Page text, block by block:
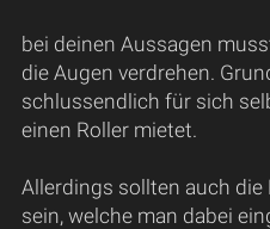
bei deinen Aussagen
die Augen verdrehen.
schlussendlich für sich
einen Roller mietet.
Allerdings sollten auch
sein, welche man dabei